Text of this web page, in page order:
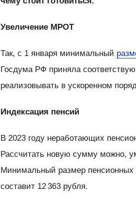
Увеличение МРОТ
Так, с 1 января минимальный
Госдума РФ приняла
реализовывать в ускоренном
Индексация пенсий
В 2023 году неработающих
Рассчитать новую сумму можно,
Минимальный размер пенсионных
составит 12 363 рубля.